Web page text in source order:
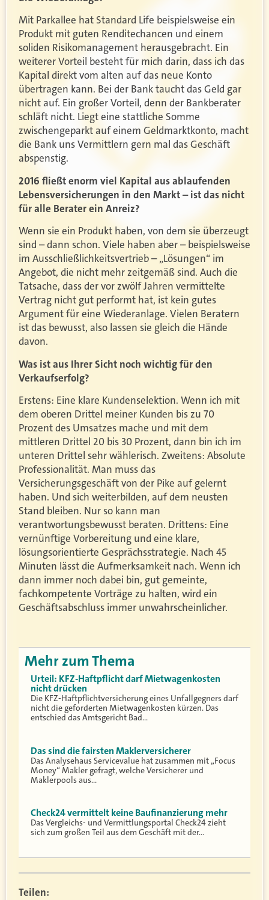
Mit Parkallee hat Standard Life beispielsweise ein
Produkt mit guten Renditechancen und einem
soliden Risikomanagement herausgebracht. Ein
weiterer Vorteil besteht für mich darin, dass ich das
Kapital direkt vom alten auf das neue Konto
übertragen kann. Bei der Bank taucht das Geld gar
nicht auf. Ein großer Vorteil, denn der Bankberater
schläft nicht. Liegt eine stattliche Somme
zwischengeparkt auf einem Geldmarktkonto, macht
die Bank uns Vermittlern gern mal das Geschäft
abspenstig.
2016 fließt enorm viel Kapital aus ablaufenden
Lebensversicherungen in den Markt – ist das nicht
für alle Berater ein Anreiz?
Wenn sie ein Produkt haben, von dem sie überzeugt
sind – dann schon. Viele haben aber – beispielsweise
im Ausschließlichkeitsvertrieb – „Lösungen“ im
Angebot, die nicht mehr zeitgemäß sind. Auch die
Tatsache, dass der vor zwölf Jahren vermittelte
Vertrag nicht gut performt hat, ist kein gutes
Argument für eine Wiederanlage. Vielen Beratern
ist das bewusst, also lassen sie gleich die Hände
davon.
Was ist aus Ihrer Sicht noch wichtig für den
Verkaufserfolg?
Erstens: Eine klare Kundenselektion. Wenn ich mit
dem oberen Drittel meiner Kunden bis zu 70
Prozent des Umsatzes mache und mit dem
mittleren Drittel 20 bis 30 Prozent, dann bin ich im
unteren Drittel sehr wählerisch. Zweitens: Absolute
Professionalität. Man muss das
Versicherungsgeschäft von der Pike auf gelernt
haben. Und sich weiterbilden, auf dem neusten
Stand bleiben. Nur so kann man
verantwortungsbewusst beraten. Drittens: Eine
vernünftige Vorbereitung und eine klare,
lösungsorientierte Gesprächsstrategie. Nach 45
Minuten lässt die Aufmerksamkeit nach. Wenn ich
dann immer noch dabei bin, gut gemeinte,
fachkompetente Vorträge zu halten, wird ein
Geschäftsabschluss immer unwahrscheinlicher.
Mehr zum Thema
Urteil: KFZ-Haftpflicht darf Mietwagenkosten
nicht drücken
Die KFZ-Haftpflichtversicherung eines Unfallgegners darf
nicht die geforderten Mietwagenkosten kürzen. Das
entschied das Amtsgericht Bad…
Das sind die fairsten Maklerversicherer
Das Analysehaus Servicevalue hat zusammen mit „Focus
Money“ Makler gefragt, welche Versicherer und
Maklerpools aus…
Check24 vermittelt keine Baufinanzierung mehr
Das Vergleichs- und Vermittlungsportal Check24 zieht
sich zum großen Teil aus dem Geschäft mit der…
Teilen: